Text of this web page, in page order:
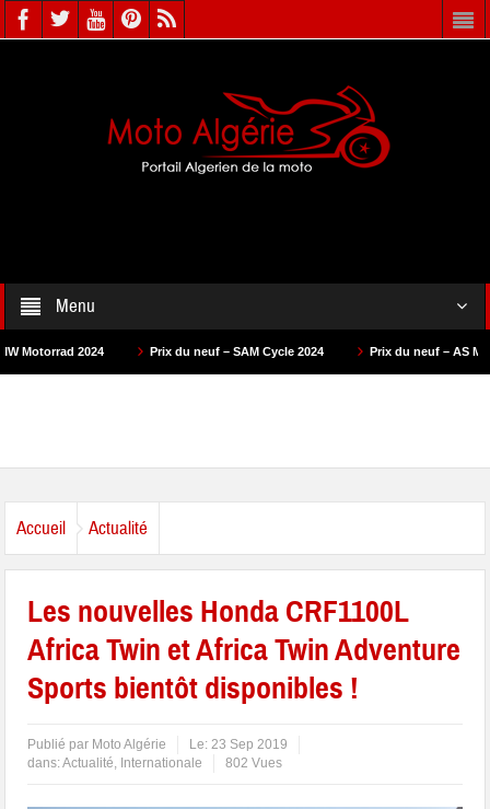
Menu
Prix du neuf – SAM Cycle 2024 Prix du neuf – AS Motors 2024
Accueil Actualité
Les nouvelles Honda CRF1100L
Africa Twin et Africa Twin Adventure
Sports bientôt disponibles !
Publié par Moto Algérie Le:23 Sep 2019
dans:Actualité, Internationale 802 Vues